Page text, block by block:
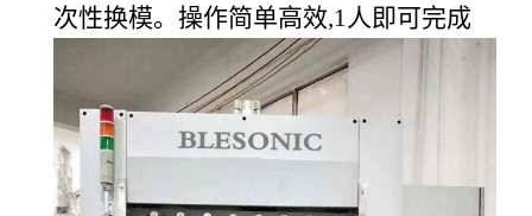
次性换模。操作简单高效,1人即可完成